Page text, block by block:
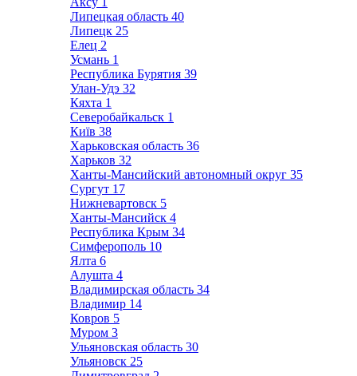
Липецкая область 40
Липецк 25
Елец 2
Усмань 1
Республика Бурятия 39
Улан-Удэ 32
Кяхта 1
Северобайкальск 1
Київ 38
Харьковская область 36
Харьков 32
Ханты-Мансийский автономный округ 35
Сургут 17
Нижневартовск 5
Ханты-Мансийск 4
Республика Крым 34
Симферополь 10
Ялта 6
Алушта 4
Владимирская область 34
Владимир 14
Ковров 5
Муром 3
Ульяновская область 30
Ульяновск 25